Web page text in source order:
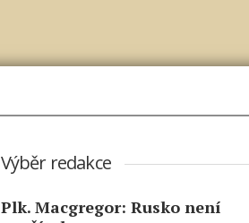
Výběr redakce
Plk. Macgregor: Rusko není